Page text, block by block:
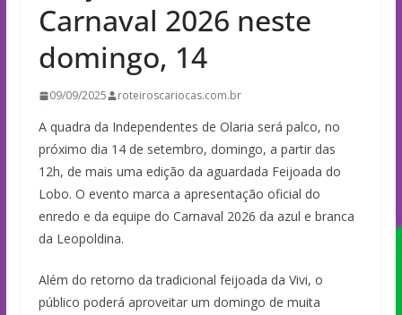
Carnaval 2026 neste
domingo, 14
09/09/2025 roteiroscariocas.com.br
A quadra da Independentes de Olaria será palco, no
próximo dia 14 de setembro, domingo, a partir das
12h, de mais uma edição da aguardada Feijoada do
Lobo. O evento marca a apresentação oficial do
enredo e da equipe do Carnaval 2026 da azul e branca
da Leopoldina.
Além do retorno da tradicional feijoada da Vivi, o
público poderá aproveitar um domingo de muita